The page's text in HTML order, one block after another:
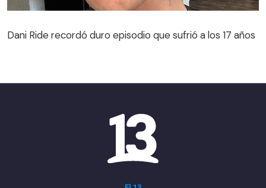
Dani Ride recordó duro episodio que sufrió a los 17 años